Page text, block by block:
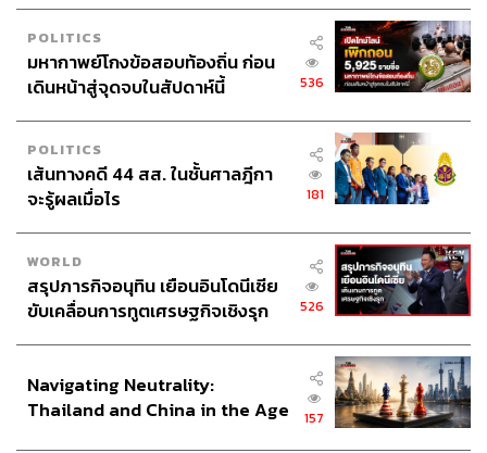
เมื่อปี 2554 เพื่อตรวจสอบการทำงานของรัฐบาลเพื่อไทย ที่มี
ยิ่งลักษณ์ ชินวัตร
เป็นนายกรัฐมนตรี รายชื่อที่น่าสนใจ อาทิ
อภิสิทธิ์ เป็นนายกรัฐมนตรีเงา และรัฐมนตรีว่าการกระทรวง
กลาโหมเงา,จุติ ไกรฤกษ์รัฐมนตรีว่าการกระทรวงการคลัง
เงา,องอาจ คล้ามไพบูลย์
รัฐมนตรีว่าการกระทรวงการต่าง
ประเทศเงา, สาทิตย์ วงศ์หนองเตยรัฐมนตรีว่าการกระทรวง
ทรัพยากรธรรมชาติและสิ่งแวดล้อมเงา,อภิรักษ์ โกษะโยธิน
รัฐมนตรีว่าการกระทรวงพาณิชย์เงา และสุเทพ เทือก
สุบรรณยังเป็นรัฐมนตรีว่าการกระทรวงมหาดไทยเงา เช่น
เดิม
ครม. เงาสีส้ม พื้นที่ให้บรรดา ‘มืออาชีพ’
POLITICS
มหากาพย์โกงข้อสอบท้องถิ่น ก่อน
เดินหน้าสู่จุดจบในสัปดาห์นี้
536
POLITICS
เส้นทางคดี 44 สส. ในชั้นศาลฎีกา
จะรู้ผลเมื่อไร
181
WORLD
สรุปภารกิจอนุทิน เยือนอินโดนีเซีย
ขับเคลื่อนการทูตเศรษฐกิจเชิงรุก
526
Navigating Neutrality:
Thailand and China in the Age
157